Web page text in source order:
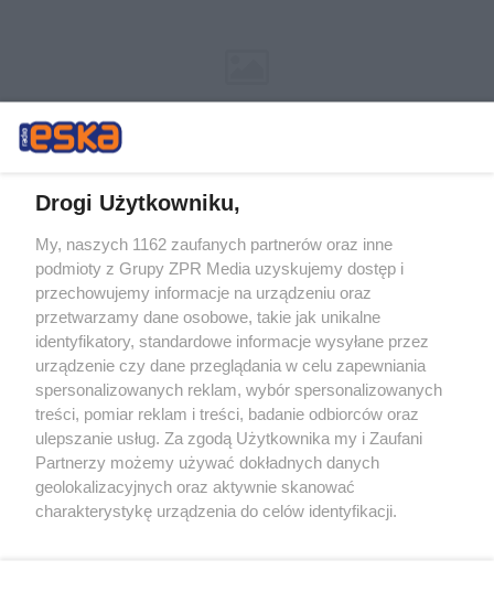
Żaden utwór zamieszczony w serwisie nie może być powielany i
rozpowszechniany lub dalej rozpowszechniany w jakikolwiek sposób (w
tym także elektroniczny lub mechaniczny) na jakimkolwiek polu
eksploatacji w jakiejkolwiek formie, włącznie z umieszczaniem w
Internecie bez pisemnej zgody właściciela praw. Jakiekolwiek użycie lub
wykorzystanie utworów w całości lub w części z naruszeniem prawa,
tzn. bez właściwej zgody, jest zabronione pod groźbą kary i może być
ścigane prawnie.
Drogi Użytkowniku,
My, naszych 1162 zaufanych partnerów oraz inne
podmioty z Grupy ZPR Media uzyskujemy dostęp i
przechowujemy informacje na urządzeniu oraz
przetwarzamy dane osobowe, takie jak unikalne
identyfikatory, standardowe informacje wysyłane przez
urządzenie czy dane przeglądania w celu zapewniania
spersonalizowanych reklam, wybór spersonalizowanych
treści, pomiar reklam i treści, badanie odbiorców oraz
ulepszanie usług. Za zgodą Użytkownika my i Zaufani
Partnerzy możemy używać dokładnych danych
geolokalizacyjnych oraz aktywnie skanować
charakterystykę urządzenia do celów identyfikacji.